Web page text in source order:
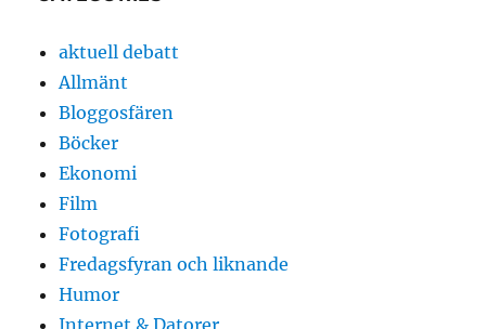
aktuell debatt
Allmänt
Bloggosfären
Böcker
Ekonomi
Film
Fotografi
Fredagsfyran och liknande
Humor
Internet & Datorer